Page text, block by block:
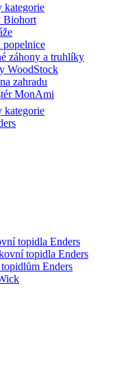
kategorie
Biohort
záhony a truhlíky
WoodStock
zahradu
MonAmi
kategorie
topidla Enders
topidla Enders
Enders